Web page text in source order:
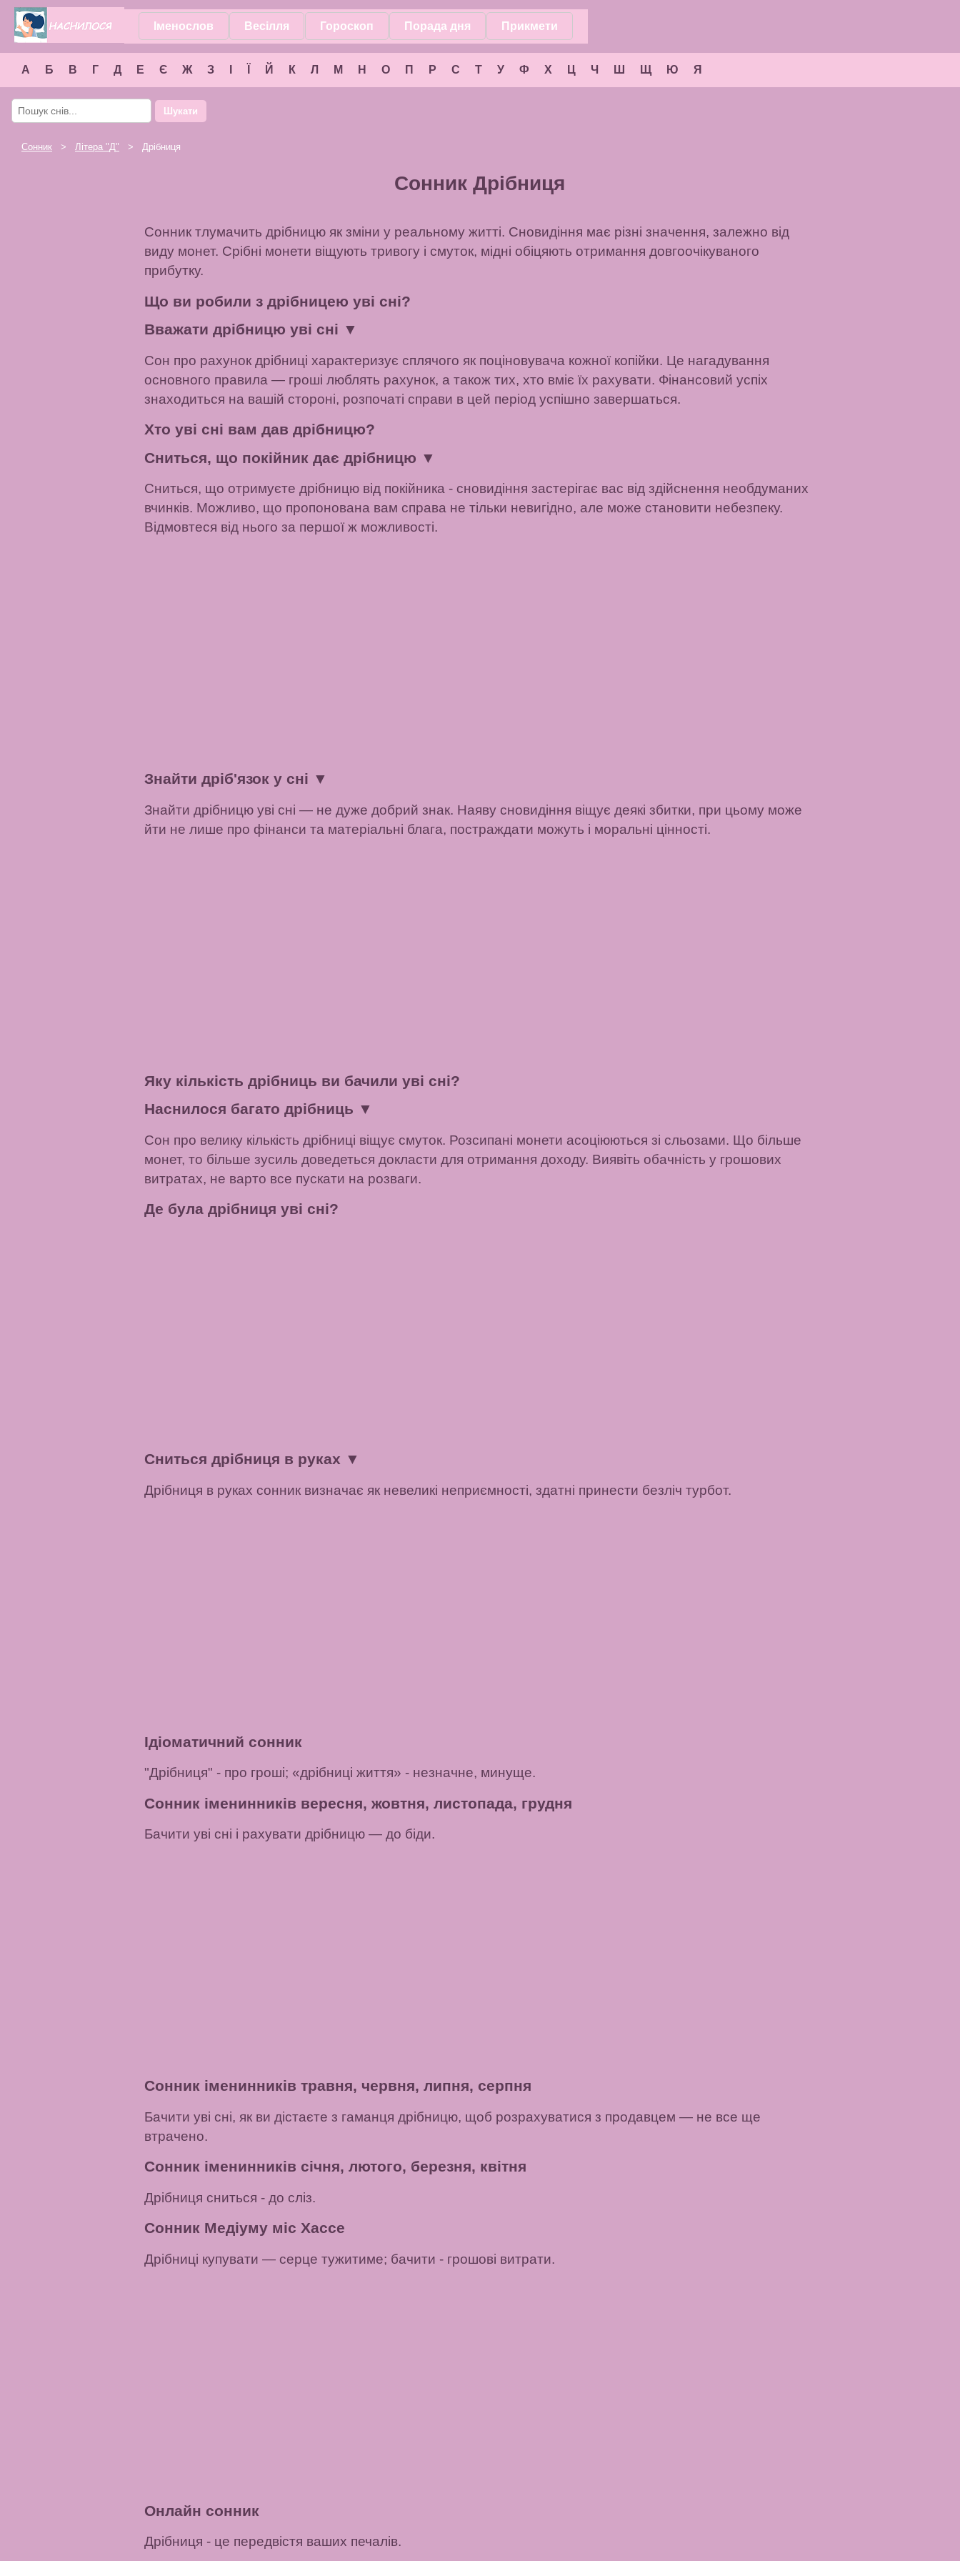
Іменослов Весілля Гороскоп Порада дня Прикмети
А Б В Г Д Е Є Ж З Й К Л М Н О П Р С Т У Ф Х Ц Ч Ш Щ Ю Я
Шукати
Сонник > Літера "Д" > Дрібниця
Сонник Дрібниця
Сонник тлумачить дрібницю як зміни у реальному житті. Сновидіння має різні значення, залежно від
виду монет. Срібні монети віщують тривогу і смуток, мідні обіцяють отримання довгоочікуваного
прибутку.
Що ви робили з дрібницею уві сні?
Вважати дрібницю уві сні ▼
Сон про рахунок дрібниці характеризує сплячого як поціновувача кожної копійки. Це нагадування
основного правила — гроші люблять рахунок, а також тих, хто вміє їх рахувати. Фінансовий успіх
знаходиться на вашій стороні, розпочаті справи в цей період успішно завершаться.
Хто уві сні вам дав дрібницю?
Сниться, що покійник дає дрібницю ▼
Сниться, що отримуєте дрібницю від покійника - сновидіння застерігає вас від здійснення необдуманих
вчинків. Можливо, що пропонована вам справа не тільки невигідно, але може становити небезпеку.
Відмовтеся від нього за першої ж можливості.
Знайти дріб'язок у сні ▼
Знайти дрібницю уві сні — не дуже добрий знак. Наяву сновидіння віщує деякі збитки, при цьому може
йти не лише про фінанси та матеріальні блага, постраждати можуть і моральні цінності.
Яку кількість дрібниць ви бачили уві сні?
Наснилося багато дрібниць ▼
Сон про велику кількість дрібниці віщує смуток. Розсипані монети асоціюються зі сльозами. Що більше
монет, то більше зусиль доведеться докласти для отримання доходу. Виявіть обачність у грошових
витратах, не варто все пускати на розваги.
Де була дрібниця уві сні?
Сниться дрібниця в руках ▼
Дрібниця в руках сонник визначає як невеликі неприємності, здатні принести безліч турбот.
Ідіоматичний сонник
"Дрібниця" - про гроші; «дрібниці життя» - незначне, минуще.
Сонник іменинників вересня, жовтня, листопада, грудня
Бачити уві сні і рахувати дрібницю— до біди.
Сонник іменинників травня, червня, липня, серпня
Бачити уві сні, як ви дістаєте з гаманця дрібницю, щоб розрахуватися з продавцем — не все ще
втрачено.
Сонник іменинників січня, лютого, березня, квітня
Дрібниця сниться - до сліз.
Сонник Медіуму міс Хассе
Дрібниці купувати — серце тужитиме; бачити - грошові витрати.
Онлайн сонник
Дрібниця - це передвістя ваших печалів.